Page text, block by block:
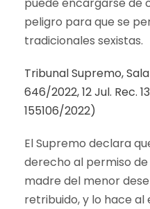
puede encargarse de
peligro para que se
tradicionales sexistas.
Tribunal Supremo,
646/2022, 12 Jul. Rec.
155106/2022)
El Supremo declara
derecho al permiso
madre del menor
retribuido, y lo hace